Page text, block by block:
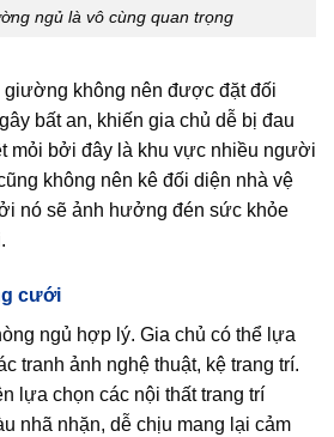
ngủ là vô cùng quan trọng
giường không nên được đặt đối
bất an, khiến gia chủ dễ bị đau
mỏi bởi đây là khu vực nhiều người
không nên kê đối diện nhà vệ
nó sẽ ảnh hưởng đén sức khỏe
cưới
ngủ hợp lý. Gia chủ có thể lựa
tranh ảnh nghệ thuật, kệ trang trí.
lựa chọn các nội thất trang trí
nhã nhặn, dễ chịu mang lại cảm